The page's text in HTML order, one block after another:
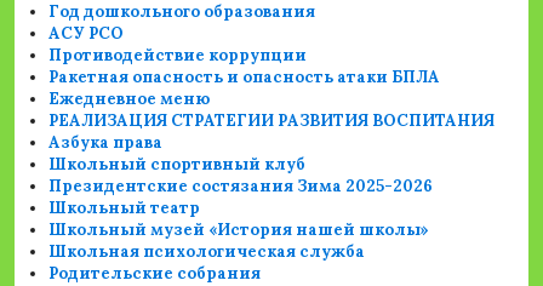
Год дошкольного образования
АСУ РСО
Противодействие коррупции
Ракетная опасность и опасность атаки БПЛА
Ежедневное меню
РЕАЛИЗАЦИЯ СТРАТЕГИИ РАЗВИТИЯ ВОСПИТАНИЯ
Азбука права
Школьный спортивный клуб
Президентские состязания Зима 2025-2026
Школьный театр
Школьный музей «История нашей школы»
Школьная психологическая служба
Родительские собрания